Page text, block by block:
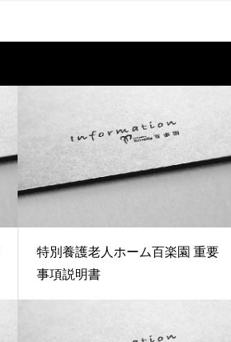
特別養護老人ホーム百楽園 重要
事項説明書